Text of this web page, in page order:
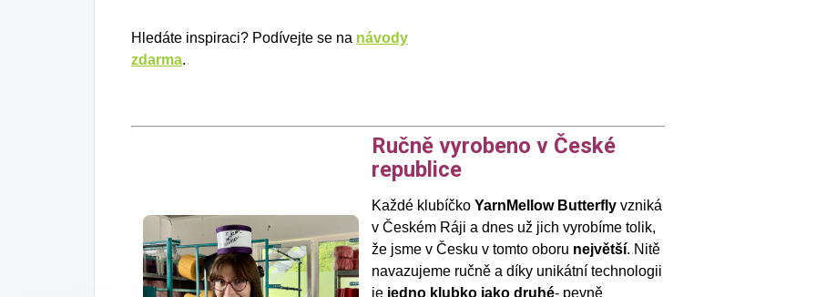
Hledáte inspiraci? Podívejte se na návody
zdarma.
Ručně vyrobeno v České
republice
Každé klubíčko YarnMellow Butterflyvzniká
v Českém Ráji a dnes už jich vyrobíme tolik,
že jsme v Česku v tomto oboru největší. Nitě
navazujeme ručně a díky unikátní technologii
je jedno klubko jako druhé- pevně